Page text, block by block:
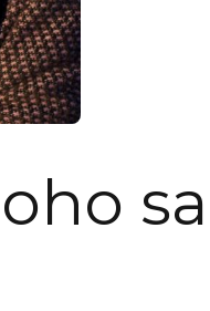
sa